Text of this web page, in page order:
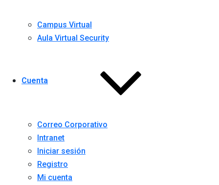
Campus Virtual
Aula Virtual Security
Cuenta
Correo Corporativo
Intranet
Iniciar sesión
Registro
Mi cuenta